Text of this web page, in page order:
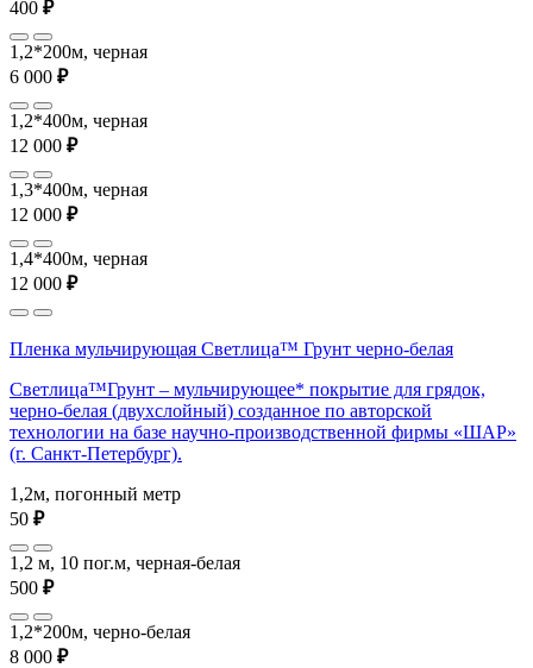
400 ₽
1,2*200м, черная
6 000 ₽
1,2*400м, черная
12 000 ₽
1,3*400м, черная
12 000 ₽
1,4*400м, черная
12 000 ₽
Пленка мульчирующая Светлица™ Грунт черно-белая
Светлица™Грунт – мульчирующее* покрытие для грядок,
черно-белая (двухслойный) созданное по авторской
технологии на базе научно-производственной фирмы «ШАР»
(г. Санкт-Петербург).
1,2м, погонный метр
50 ₽
1,2 м, 10 пог.м, черная-белая
500 ₽
1,2*200м, черно-белая
8 000 ₽